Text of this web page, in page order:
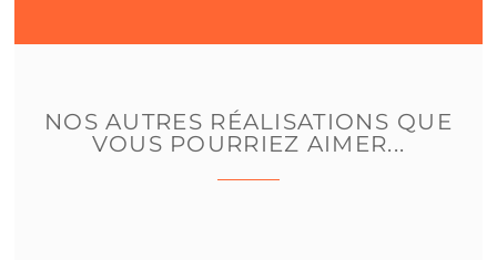
NOS AUTRES RÉALISATIONS QUE
VOUS POURRIEZ AIMER...